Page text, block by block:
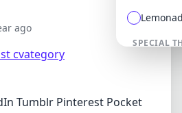
SPECIAL
ago
cvategory
Tumblr Pinterest Pocket